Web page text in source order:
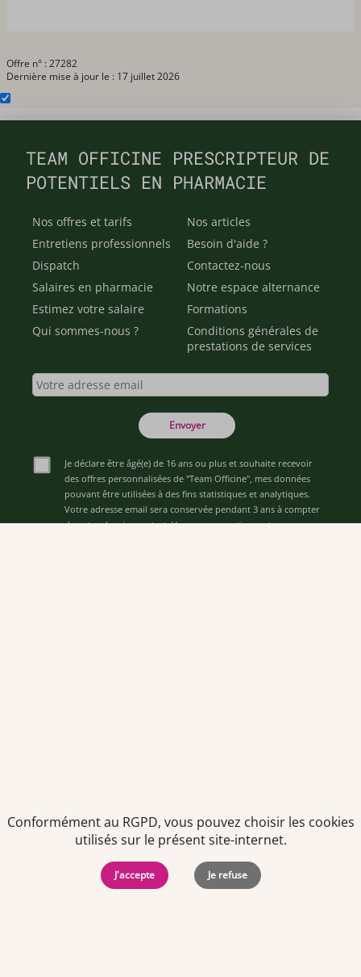
Offre n° : 27282
Dernière mise à jour le : 17 juillet 2026
TEAM OFFICINE PRESCRIPTEUR DE
POTENTIELS EN PHARMACIE
Nos offres et tarifs
Entretiens professionnels
Dispatch
Salaires en pharmacie
Estimez votre salaire
Qui sommes-nous ?
Nos articles
Besoin d'aide ?
Contactez-nous
Notre espace alternance
Formations
Conditions générales de
prestations de services
Envoyer
Je déclare être âgé(e) de 16 ans ou plus et souhaite recevoir
des offres personnalisées de "Team Officine", mes données
pouvant être utilisées à des fins statistiques et analytiques.
Votre adresse email sera conservée pendant 3 ans à compter
de votre dernier contact. Vous pouvez retirer votre
personnelles
réservés.
Conformément au RGPD, vous pouvez choisir les cookies
utilisés sur le présent site-internet.
J'accepte Je refuse